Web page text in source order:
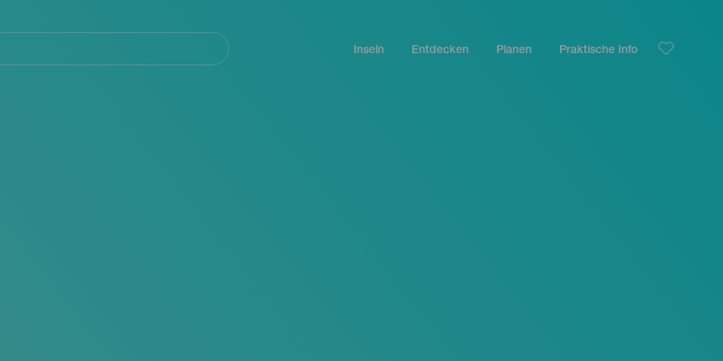
Inseln Entdecken Planen Praktische Info